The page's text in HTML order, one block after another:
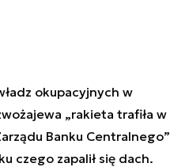
okupacyjnych w
„rakieta trafiła w
Banku Centralnego”
czego zapalił się dach.